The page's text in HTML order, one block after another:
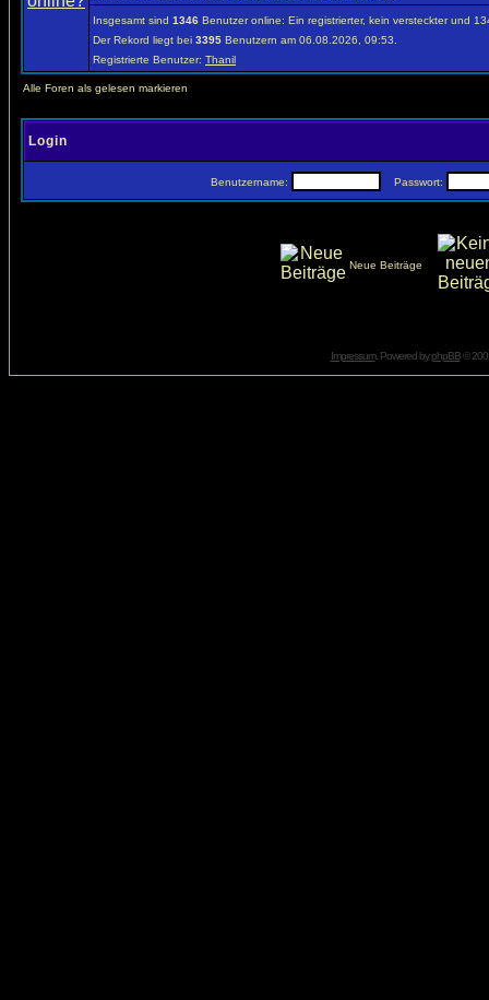
Insgesamt sind 1346 Benutzer online: Ein registrierter, kein versteckter und
Der Rekord liegt bei 3395 Benutzern am 06.08.2026, 09:53.
Registrierte Benutzer: Thanil
Alle Foren als gelesen markieren
Login
Benutzername: Passwort:
Neue Beiträge
Impressum. Powered byphpBB©